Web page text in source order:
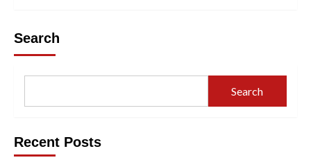
Search
Search
Recent Posts